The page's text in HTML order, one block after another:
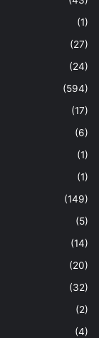
(1)
(27)
(24)
(594)
(17)
(6)
(1)
(1)
(149)
(5)
(14)
(20)
(32)
(2)
(4)